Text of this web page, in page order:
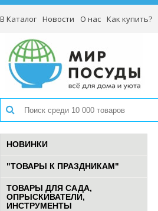
В Каталог Новости О нас Как купить?
НОВИНКИ
"ТОВАРЫ К ПРАЗДНИКАМ"
ТОВАРЫ ДЛЯ САДА,
ОПРЫСКИВАТЕЛИ,
ИНСТРУМЕНТЫ